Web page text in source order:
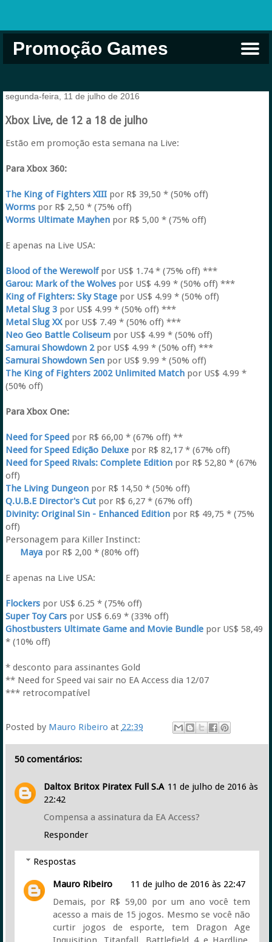
Promoção Games
segunda-feira, 11 de julho de 2016
Xbox Live, de 12 a 18 de julho
Estão em promoção esta semana na Live:
Para Xbox 360:
The King of Fighters XIIIpor R$ 39,50 * (50% off)
Wormspor R$ 2,50 * (75% off)
Worms Ultimate Mayhen por R$ 5,00 * (75% off)
E apenas na Live USA:
Blood of the Werewolfpor US$ 1.74 * (75% off) ***
Garou: Mark of the Wolvespor US$ 4.99 * (50% off) ***
King of Fighters: Sky Stagepor US$ 4.99 * (50% off)
Metal Slug 3por US$ 4.99 * (50% off) ***
Metal Slug XXpor US$ 7.49 * (50% off) ***
Neo Geo Battle Coliseumpor US$ 4.99 * (50% off)
Samurai Showdown 2por US$ 4.99 * (50% off) ***
Samurai Showdown Senpor US$ 9.99 * (50% off)
The King of Fighters 2002 Unlimited Matchpor US$ 4.99 *
(50% off)
Para Xbox One:
Need for Speedpor R$ 66,00 * (67% off) **
Need for Speed Edição Deluxe por R$ 82,17 * (67% off)
Need for Speed Rivals: Complete Editionpor R$ 52,80 * (67%
off)
The Living Dungeon por R$ 14,50 * (50% off)
Q.U.B.E Director's Cutpor R$ 6,27 * (67% off)
Divinity: Original Sin - Enhanced Edition por R$ 49,75 * (75%
off)
Personagem para Killer Instinct:
Mayapor R$ 2,00 * (80% off)
E apenas na Live USA:
Flockers por US$ 6.25 * (75% off)
Super Toy Cars por US$ 6.69 * (33% off)
Ghostbusters Ultimate Game and Movie Bundlepor US$ 58,49
* (10% off)
* desconto para assinantes Gold
** Need for Speed vai sair no EA Access dia 12/07
*** retrocompatível
Posted by Mauro Ribeiro at 22:39
50 comentários:
Daltox Britox Piratex Full S.A 11 de julho de 2016 às
22:42
Compensa a assinatura da EA Access?
Responder
Respostas
Mauro Ribeiro
11 de julho de 2016 às 22:47
Demais, por R$ 59,00 por um ano você tem
acesso a mais de 15 jogos. Mesmo se você não
curtir jogos de esporte, tem Dragon Age